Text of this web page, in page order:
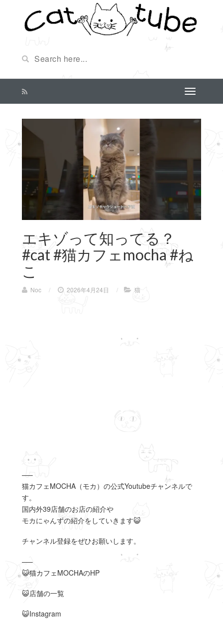
エキゾって知ってる？
#cat #猫カフェmocha #ね
こ
Noc / 2026年4月24日 / 猫
—–
猫カフェMOCHA（モカ）の公式Youtubeチャンネルで
す。
国内外39店舗のお店の紹介や
モカにゃんずの紹介をしていきます😺
チャンネル登録をぜひお願いします。
—–
😺猫カフェMOCHAのHP
😺店舗の一覧
😺Instagram